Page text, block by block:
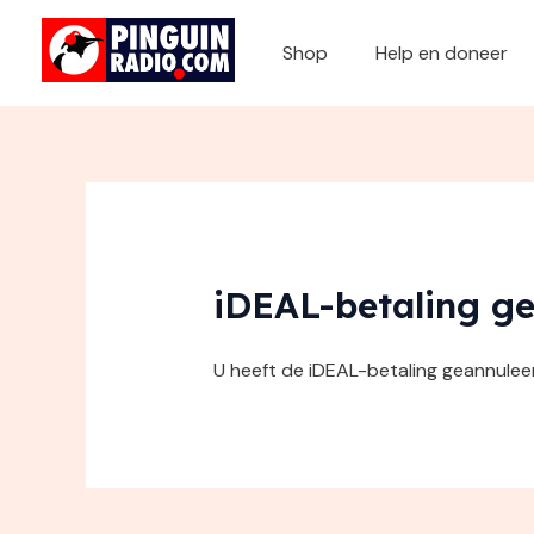
inhoud
Shop Help en doneer
iDEAL-betaling
U heeft de iDEAL-betaling